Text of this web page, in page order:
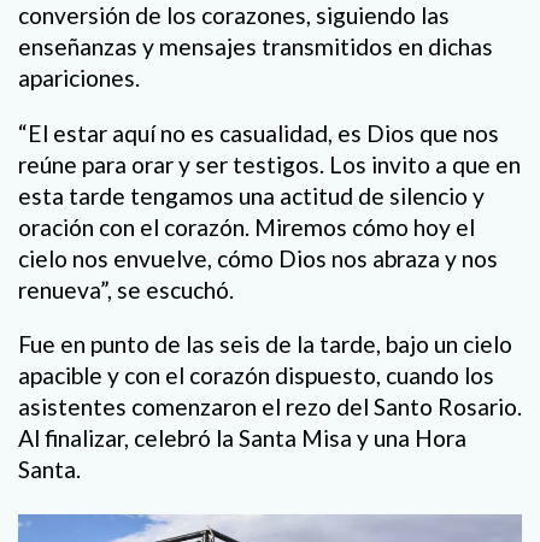
conversión de los corazones, siguiendo las
enseñanzas y mensajes transmitidos en dichas
apariciones.
“El estar aquí no es casualidad, es Dios que nos
reúne para orar y ser testigos. Los invito a que en
esta tarde tengamos una actitud de silencio y
oración con el corazón. Miremos cómo hoy el
cielo nos envuelve, cómo Dios nos abraza y nos
renueva”, se escuchó.
Fue en punto de las seis de la tarde, bajo un cielo
apacible y con el corazón dispuesto, cuando los
asistentes comenzaron el rezo del Santo Rosario.
Al finalizar, celebró la Santa Misa y una Hora
Santa.